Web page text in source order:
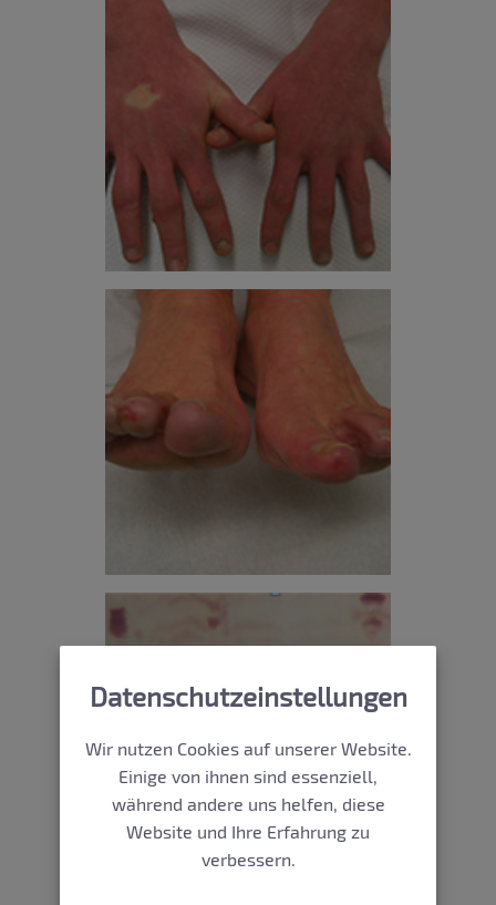
Datenschutzeinstellungen
Wir nutzen Cookies auf unserer Website.
Einige von ihnen sind essenziell,
während andere uns helfen, diese
Website und Ihre Erfahrung zu
verbessern.